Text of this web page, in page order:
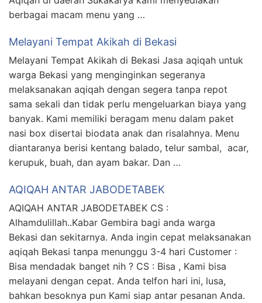
berbagai macam menu yang …
Melayani Tempat Akikah di Bekasi
Melayani Tempat Akikah di Bekasi Jasa aqiqah untuk
warga Bekasi yang menginginkan segeranya
melaksanakan aqiqah dengan segera tanpa repot
sama sekali dan tidak perlu mengeluarkan biaya yang
banyak. Kami memiliki beragam menu dalam paket
nasi box disertai biodata anak dan risalahnya. Menu
diantaranya berisi kentang balado, telur sambal, acar,
kerupuk, buah, dan ayam bakar. Dan …
AQIQAH ANTAR JABODETABEK
AQIQAH ANTAR JABODETABEK CS :
Alhamdulillah..Kabar Gembira bagi anda warga
Bekasi dan sekitarnya. Anda ingin cepat melaksanakan
aqiqah Bekasi tanpa menunggu 3-4 hari Customer :
Bisa mendadak banget nih ? CS : Bisa , Kami bisa
melayani dengan cepat. Anda telfon hari ini, lusa,
bahkan besoknya pun Kami siap antar pesanan Anda.